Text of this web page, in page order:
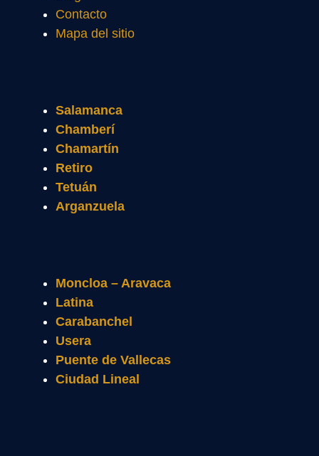
Contacto
Mapa del sitio
Salamanca
Chamberí
Chamartín
Retiro
Tetuán
Arganzuela
Moncloa – Aravaca
Latina
Carabanchel
Usera
Puente de Vallecas
Ciudad Lineal